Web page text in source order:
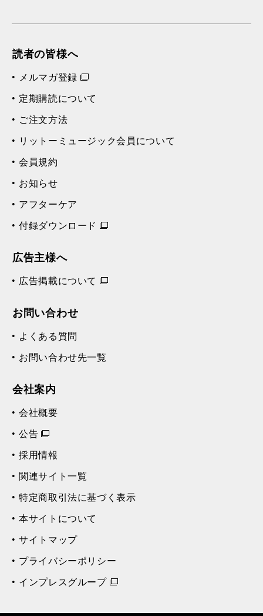
読者の皆様へ
メルマガ登録
定期購読について
ご注文方法
リットーミュージック会員について
会員規約
お知らせ
アフターケア
付録ダウンロード
広告主様へ
広告掲載について
お問い合わせ
よくある質問
お問い合わせ先一覧
会社案内
会社概要
公告
採用情報
関連サイト一覧
特定商取引法に基づく表示
本サイトについて
サイトマップ
プライバシーポリシー
インプレスグループ